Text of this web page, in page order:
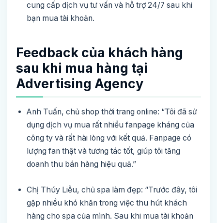
cung cấp dịch vụ tư vấn và hỗ trợ 24/7 sau khi
bạn mua tài khoản.
Feedback của khách hàng
sau khi mua hàng tại
Advertising Agency
Anh Tuấn, chủ shop thời trang online: “Tôi đã sử
dụng dịch vụ mua rất nhiều fanpage kháng của
công ty và rất hài lòng với kết quả. Fanpage có
lượng fan thật và tương tác tốt, giúp tôi tăng
doanh thu bán hàng hiệu quả.”
Chị Thúy Liễu, chủ spa làm đẹp: “Trước đây, tôi
gặp nhiều khó khăn trong việc thu hút khách
hàng cho spa của mình. Sau khi mua tài khoản